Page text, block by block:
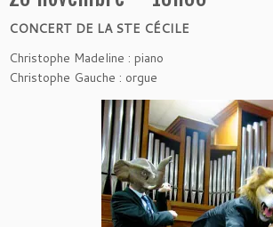
CONCERT DE LA STE CÉCILE
Christophe Madeline : piano
Christophe Gauche : orgue